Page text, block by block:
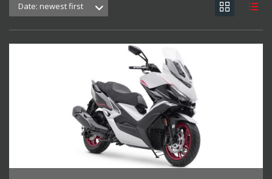
Date: newest first